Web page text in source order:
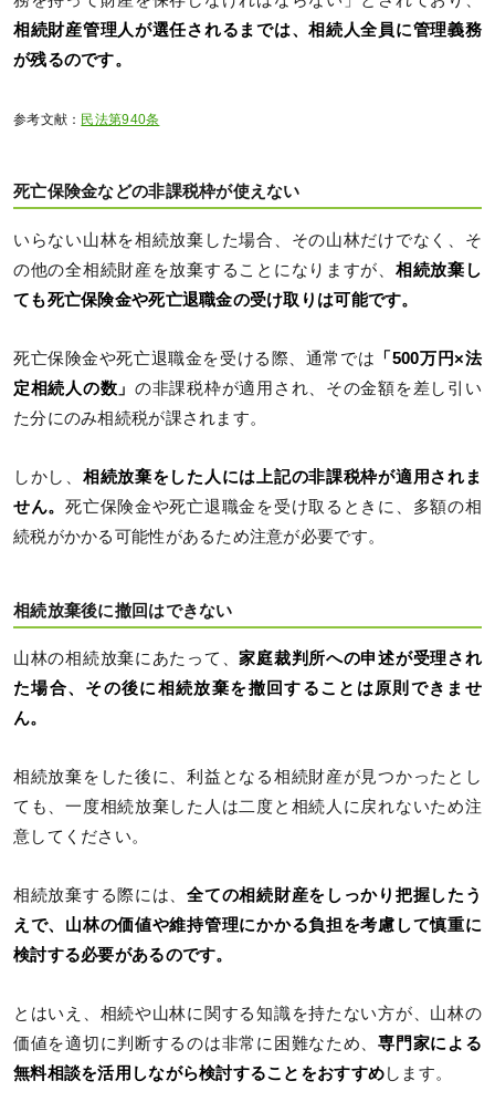
相続財産管理人が選任されるまでは、相続人全員に管理義務
が残るのです。
参考文献： 民法第940条
死亡保険金などの非課税枠が使えない
いらない山林を相続放棄した場合、その山林だけでなく、そ
の他の全相続財産を放棄することになりますが、 相続放棄し
ても死亡保険金や死亡退職金の受け取りは可能です。
死亡保険金や死亡退職金を受ける際、通常では 「500万円×法
定相続人の数」の非課税枠が適用され、その金額を差し引い
た分にのみ相続税が課されます。
しかし、 相続放棄をした人には上記の非課税枠が適用されま
せん。死亡保険金や死亡退職金を受け取るときに、多額の相
続税がかかる可能性があるため注意が必要です。
相続放棄後に撤回はできない
山林の相続放棄にあたって、家庭裁判所への申述が受理され
た場合、その後に相続放棄を撤回することは原則できませ
ん。
相続放棄をした後に、利益となる相続財産が見つかったとし
ても、一度相続放棄した人は二度と相続人に戻れないため注
意してください。
相続放棄する際には、全ての相続財産をしっかり把握したう
えで、山林の価値や維持管理にかかる負担を考慮して慎重に
検討する必要があるのです。
とはいえ、相続や山林に関する知識を持たない方が、山林の
価値を適切に判断するのは非常に困難なため、専門家による
無料相談を活用しながら検討することをおすすめします。